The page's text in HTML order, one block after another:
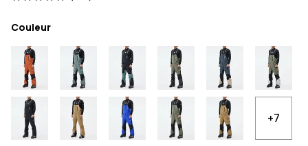
Couleur
+7